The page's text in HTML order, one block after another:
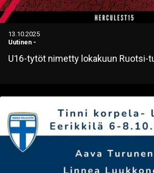
13.10.2025
Uutinen -
U16-tytöt nimetty lokakuun Ruotsi-